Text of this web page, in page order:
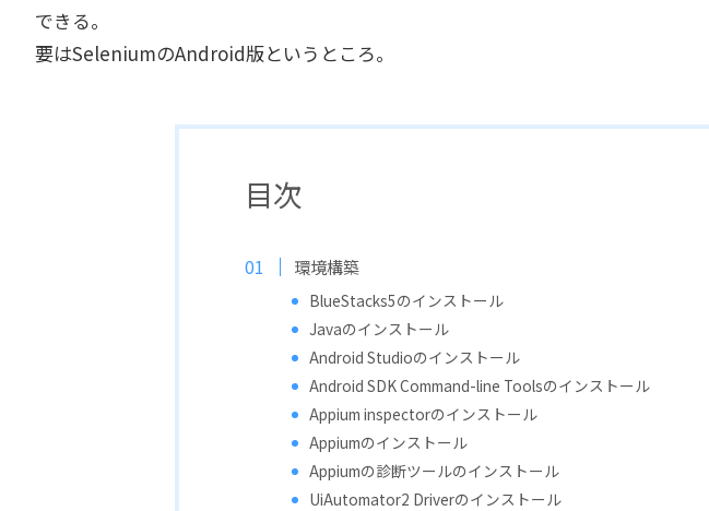
できる。
要はSeleniumのAndroid版というところ。
目次
環境構築
BlueStacks5のインストール
Javaのインストール
Android Studioのインストール
Android SDK Command-line Toolsのインストール
Appium inspectorのインストール
Appiumのインストール
Appiumの診断ツールのインストール
UiAutomator2 Driverのインストール